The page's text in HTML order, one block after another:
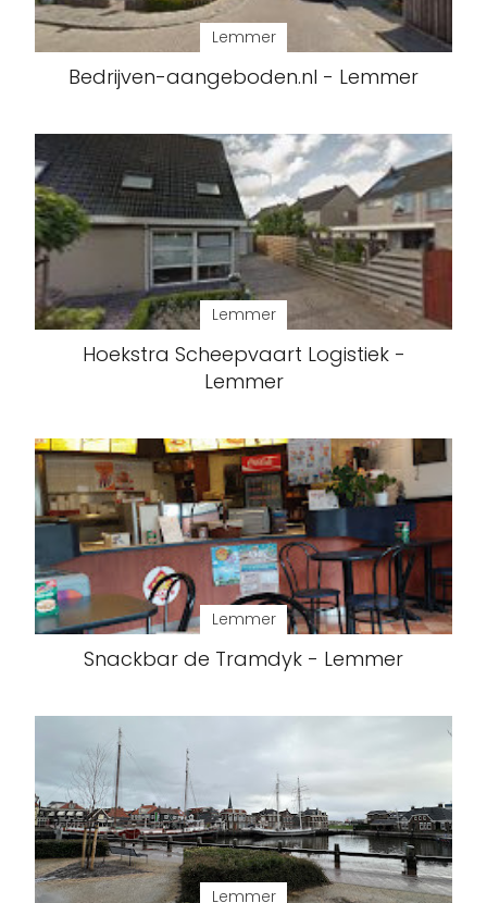
Lemmer
Bedrijven-aangeboden.nl - Lemmer
Lemmer
Hoekstra Scheepvaart Logistiek -
Lemmer
Lemmer
Snackbar de Tramdyk - Lemmer
Lemmer